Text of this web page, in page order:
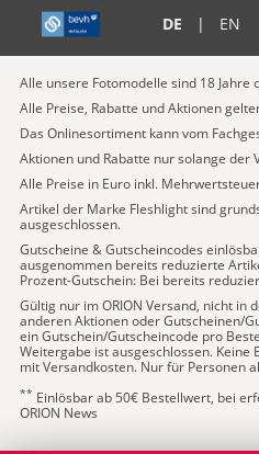
DE | EN
Alle unsere Fotomodelle sind 18 Jahre
Alle Preise, Rabatte und Aktionen
Das Onlinesortiment kann vom
Aktionen und Rabatte nur solange der
Alle Preise in Euro inkl.
Artikel der Marke Fleshlight sind
ausgeschlossen.
Gutscheine & Gutscheincodes
ausgenommen bereits reduzierte
Prozent-Gutschein: Bei bereits
Gültig nur im ORION Versand, nicht in
anderen Aktionen oder Gutscheinen/
ein Gutschein/Gutscheincode pro
Weitergabe ist ausgeschlossen.
mit Versandkosten. Nur für Personen
** Einlösbar ab 50€ Bestellwert, bei
ORION News